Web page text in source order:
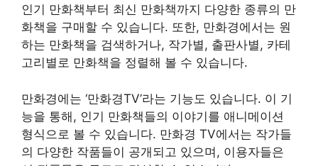
인기 만화책부터 최신 만화책까지 다양한 종류의 만
화책을 구매할 수 있습니다. 또한, 만화경에서는 원
하는 만화책을 검색하거나, 작가별, 출판사별, 카테
고리별로 만화책을 정렬해 볼 수 있습니다.
만화경에는 ‘만화경TV’라는 기능도 있습니다. 이 기
능을 통해, 인기 만화책들의 이야기를 애니메이션
형식으로 볼 수 있습니다. 만화경 TV에서는 작가들
의 다양한 작품들이 공개되고 있으며, 이용자들은